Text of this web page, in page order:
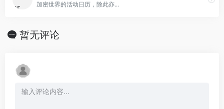
加密世界的活动日历，除此亦...
暂无评论